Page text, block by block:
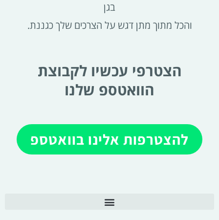
בגן
והכל מתוך מתן דגש על הצרכים שלך כגננת.
הצטרפי עכשיו לקבוצת
הוואטספ שלנו
להצטרפות אלינו בוואטספ